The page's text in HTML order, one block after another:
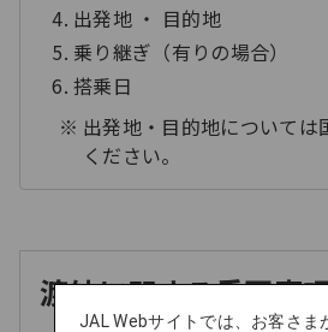
出発地 ・ 目的地
乗り継ぎ（有りの場合）
搭乗日
出発地・目的地については
ください。
渡航に関する重要事
JAL Webサイトでは、お客さま